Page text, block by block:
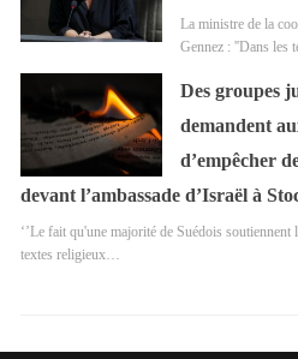
La ministre de la
Gennez : ''Dans les
Des groupes
demandent
d’empêcher
devant l’ambassade d’Israël à
‘’Le fait qu'une majorité de Suédois
textes religieux…